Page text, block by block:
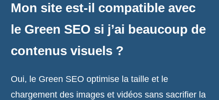
Mon site est-il compatible avec
le Green SEO si j’ai beaucoup de
contenus visuels ?
Oui, le Green SEO optimise la taille et le
chargement des images et vidéos sans sacrifier la